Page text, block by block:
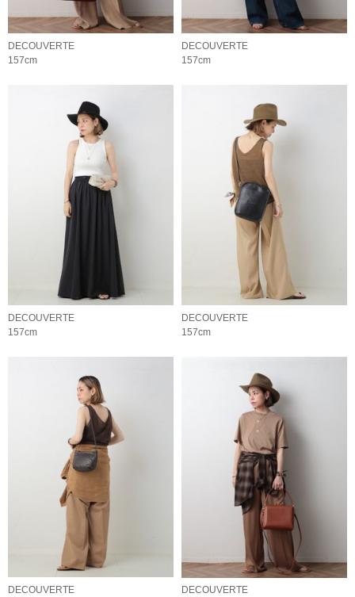
DECOUVERTE
157cm
DECOUVERTE
157cm
DECOUVERTE
157cm
DECOUVERTE
157cm
DECOUVERTE
DECOUVERTE